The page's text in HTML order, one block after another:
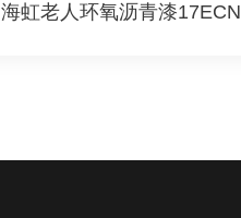
海虹老人环氧沥青漆17ECN